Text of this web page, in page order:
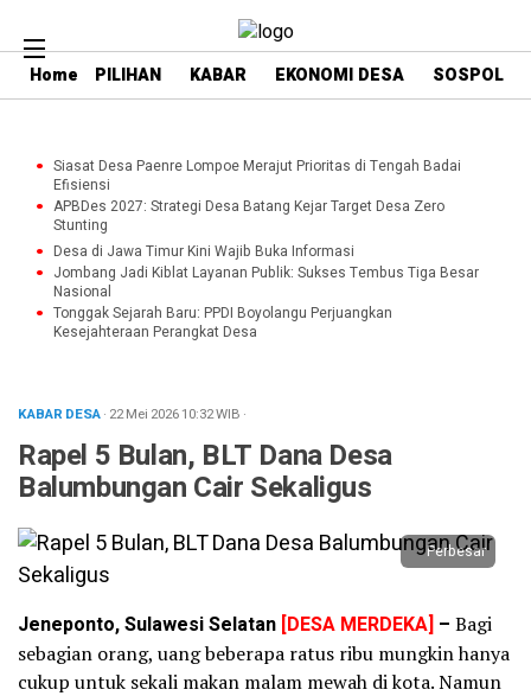
Home PILIHAN KABAR EKONOMI DESA SOSPOL
Siasat Desa Paenre Lompoe Merajut Prioritas di Tengah Badai
Efisiensi
APBDes 2027: Strategi Desa Batang Kejar Target Desa Zero
Stunting
Desa di Jawa Timur Kini Wajib Buka Informasi
Jombang Jadi Kiblat Layanan Publik: Sukses Tembus Tiga Besar
Nasional
Tonggak Sejarah Baru: PPDI Boyolangu Perjuangkan
Kesejahteraan Perangkat Desa
KABAR DESA· 22 Mei 202610:32WIB ·
Rapel 5 Bulan, BLT Dana Desa
Balumbungan Cair Sekaligus
Perbesar
Jeneponto, Sulawesi Selatan [DESA MERDEKA] – Bagi
sebagian orang, uang beberapa ratus ribu mungkin hanya
cukup untuk sekali makan malam mewah di kota. Namun